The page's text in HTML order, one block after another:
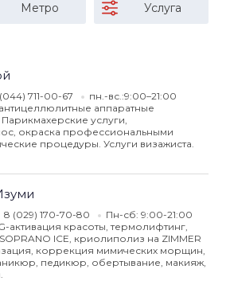
Метро Услуга
711-00-67
пн.-вс.:9:00–21:00
аппаратные
услуги,
окраска профессиональными
процедуры. Услуги визажиста.
8 (029) 170-70-80
Пн-сб: 9:00-21:00
активация красоты, термолифтинг,
ICE, криолиполиз на ZIMMER
коррекция мимических морщин,
педикюр, обертывание, макияж,